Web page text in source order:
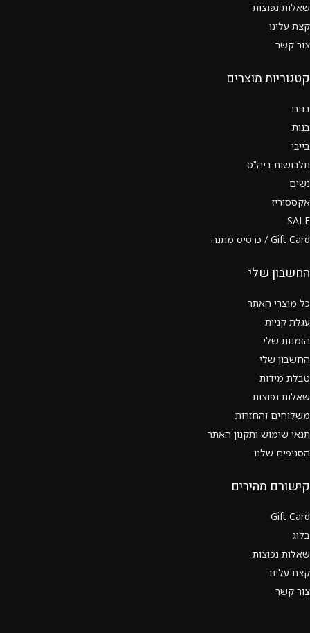
שאלות נפוצות
קצת עלינו
צור קשר
קטגוריות מוצרים
בנים
בנות
בייבי
תלבושות ביה"ס
נשים
אקססוריז
SALE
Gift Card / כרטיס מתנה
החשבון שלי
כל מוצרי האתר
עגלת קניות
הזמנות שלי
החשבון שלי
טבלת מידות
שאלות נפוצות
משלוחים והחזרות
תנאי שימוש ותקנון האתר
הסניפים שלנו
קישורם מהירים
Gift Card
בלוג
שאלות נפוצות
קצת עלינו
צור קשר